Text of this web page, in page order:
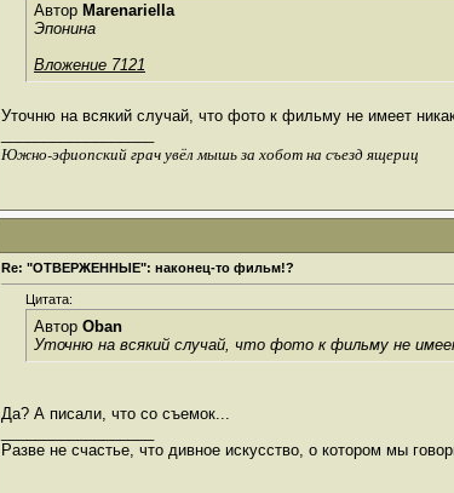
Автор Marenariella
Эпонина
Вложение 7121
Уточню на всякий случай, что фото к фильму не имеет
Южно-эфиопский грач увёл мышь за хобот на съезд ящериц
Re: "ОТВЕРЖЕННЫЕ": наконец-то фильм!?
Цитата:
Автор Oban
Уточню на всякий случай, что фото к фильму не
Да? А писали, что со съемок...
Разве не счастье, что дивное искусство, о котором мы